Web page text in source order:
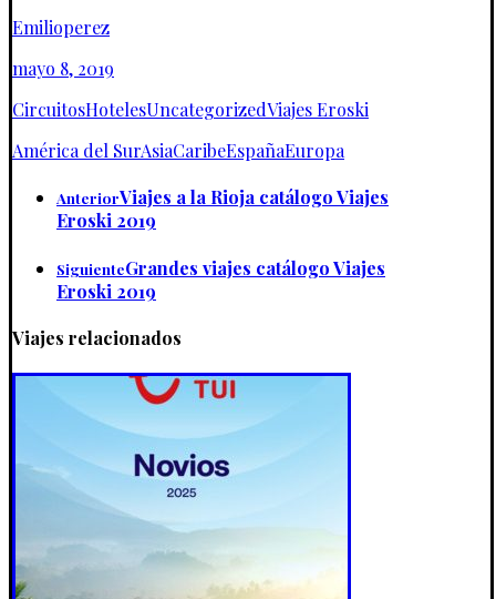
Emilioperez
mayo 8, 2019
CircuitosHotelesUncategorizedViajes Eroski
América del SurAsiaCaribeEspañaEuropa
AnteriorViajes a la Rioja catálogo Viajes
Eroski 2019
SiguienteGrandes viajes catálogo Viajes
Eroski 2019
Viajes relacionados